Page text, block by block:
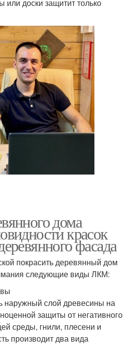
или доски защитит только
дома
красок
фасада
покрасить деревянный дом
следующие виды ЛКМ:
наружный слой древесины на
защиты от негативного
среды, гнили, плесени и
производит два вида